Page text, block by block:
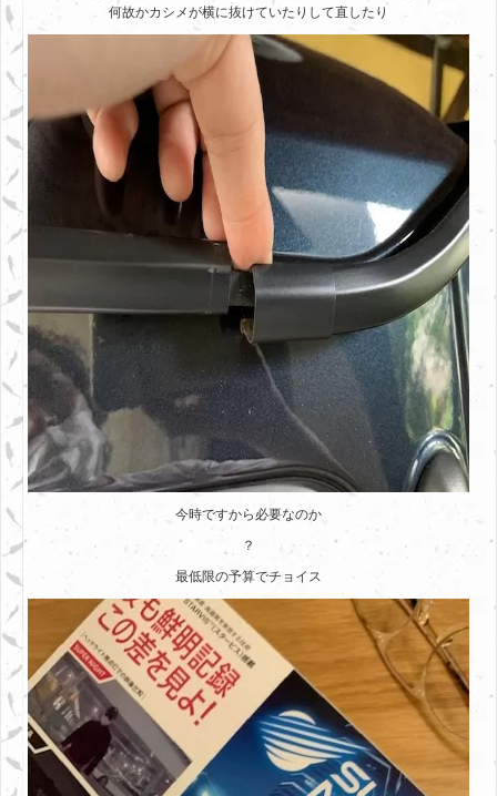
何故かカシメが横に抜けていたりして直したり
今時ですから必要なのか
？
最低限の予算でチョイス